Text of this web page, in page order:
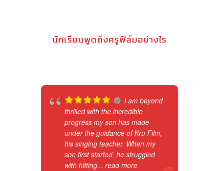
นักเรียนพูดถึงครูฟิล์มอย่างไร
I am beyond
thrilled with the incredible
progress my son has made
under the guidance of Kru Film,
his singing teacher. When my
son first started, he struggled
with hitting... read more